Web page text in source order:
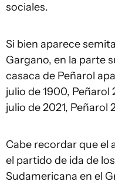
sociales.
Si bien aparece
Gargano, en la parte
casaca de Peñarol
julio de 1900, Peñarol
julio de 2021, Peñarol
Cabe recordar que el
el partido de ida de
Sudamericana en el